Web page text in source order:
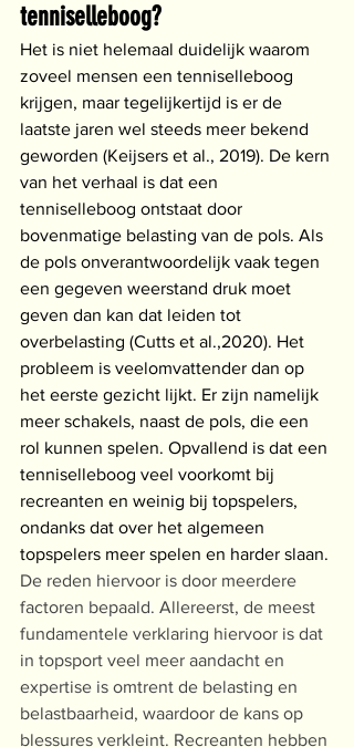
tenniselleboog?
Het is niet helemaal duidelijk waarom
zoveel mensen een tenniselleboog
krijgen, maar tegelijkertijd is er de
laatste jaren wel steeds meer bekend
geworden (Keijsers et al., 2019). De kern
van het verhaal is dat een
tenniselleboog ontstaat door
bovenmatige belasting van de pols. Als
de pols onverantwoordelijk vaak tegen
een gegeven weerstand druk moet
geven dan kan dat leiden tot
overbelasting (Cutts et al.,2020). Het
probleem is veelomvattender dan op
het eerste gezicht lijkt. Er zijn namelijk
meer schakels, naast de pols, die een
rol kunnen spelen. Opvallend is dat een
tenniselleboog veel voorkomt bij
recreanten en weinig bij topspelers,
ondanks dat over het algemeen
topspelers meer spelen en harder slaan.
De reden hiervoor is door meerdere
factoren bepaald. Allereerst, de meest
fundamentele verklaring hiervoor is dat
in topsport veel meer aandacht en
expertise is omtrent de belasting en
belastbaarheid, waardoor de kans op
blessures verkleint. Recreanten hebben